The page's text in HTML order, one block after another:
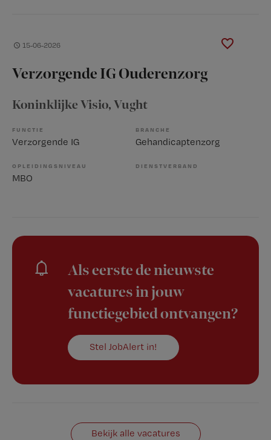
15-06-2026
Verzorgende IG Ouderenzorg
Koninklijke Visio, Vught
FUNCTIE
Verzorgende IG
BRANCHE
Gehandicaptenzorg
OPLEIDINGSNIVEAU
MBO
DIENSTVERBAND
Als eerste de nieuwste
vacatures in jouw
functiegebied ontvangen?
Stel JobAlert in!
Bekijk alle vacatures